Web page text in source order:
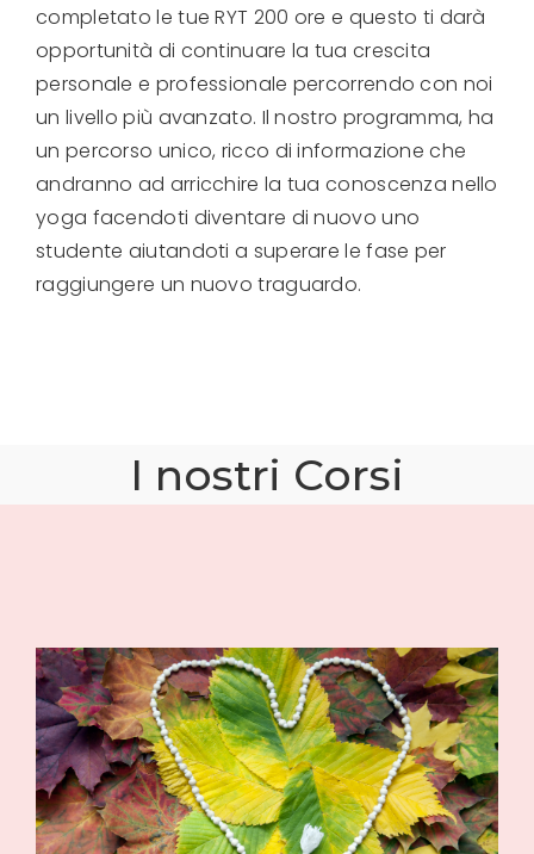
completato le tue RYT 200 ore e questo ti darà
opportunità di continuare la tua crescita
personale e professionale percorrendo con noi
un livello più avanzato. Il nostro programma, ha
un percorso unico, ricco di informazione che
andranno ad arricchire la tua conoscenza nello
yoga facendoti diventare di nuovo uno
studente aiutandoti a superare le fase per
raggiungere un nuovo traguardo.
I nostri Corsi